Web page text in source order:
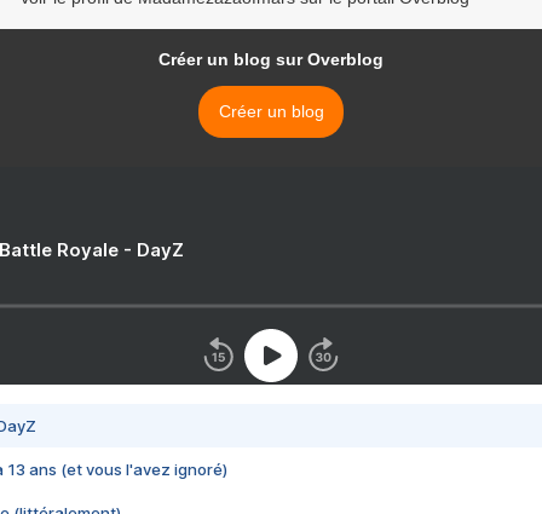
Créer un blog sur Overblog
Créer un blog
Royale - DayZ
13 ans (et vous l'avez ignoré)